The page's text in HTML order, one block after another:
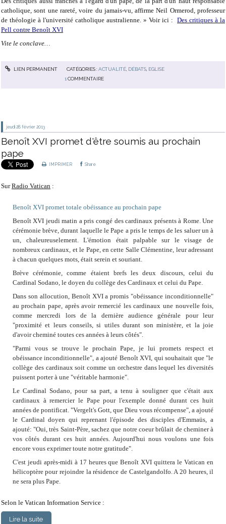
catholique, sont une rareté, voire du jamais-vu, affirme Neil Ormerod, professeur
de théologie à l'université catholique australienne. » Voir ici : Des critiques à la
Pell contre Benoît XVI
Vite le conclave…
LIEN PERMANENT CATÉGORIES :ACTUALITÉ, DÉBATS, EGLISE
1 COMMENTAIRE
jeudi 28 février 2013
Benoît XVI promet d'être soumis au prochain
pape
IMPRIMER Share
SurRadio Vatican :
Benoît XVI promet totale obéissance au prochain pape
Benoît XVI jeudi matin a pris congé des cardinaux présents à Rome. Une
cérémonie brève, durant laquelle le Pape a pris le temps de les saluer un à
un, chaleureuselement. L'émotion était palpable sur le visage de
nombreux cardinaux, et le Pape, en cette Salle Clémentine, leur adressant
à chacun quelques mots, était serein et souriant.
Brève cérémonie, comme étaient brefs les deux discours, celui du
Cardinal Sodano, le doyen du collège des Cardinaux et celui du Pape.
Dans son allocution, Benoît XVI a promis "obéissance inconditionnelle"
au prochain pape, après avoir remercié les cardinaux une nouvelle fois,
comme mercredi lors de la dernière audience générale pour leur
"proximité et leurs conseils, si utiles durant son ministère, et la joie
d'avoir cheminé toutes ces années à leurs côtés".
"Parmi vous se trouve le prochain Pape, je lui promets respect et
obéissance inconditionnelle", a ajouté Benoît XVI, qui souhaitait que "le
collège des cardinaux soit comme un orchestre dans lequel les diversités
puissent porter à une "véritable harmonie".
Le Cardinal Sodano, pour sa part, a tenu à souligner que c'était aux
cardinaux à remercier le Pape pour l'exemple donné durant ces huit
années de pontificat. "Vergelt's Gott, que Dieu vous récompense", a ajouté
le Cardinal doyen qui reprenant l'épisode des disciples d'Emmaüs, a
ajouté: "Oui, très Saint-Père, sachez que notre coeur brûlait de cheminer à
vos côtés durant ces huit années. Aujourd'hui nous voulons une fois
encore vous exprimer toute notre gratitude".
C'est jeudi après-midi à 17 heures que Benoît XVI quittera le Vatican en
hélicoptère pour rejoindre la résidence de Castelgandolfo. A 20 heures, il
ne sera plus Pape.
Selon le Vatican Information Service :
Lire la suite